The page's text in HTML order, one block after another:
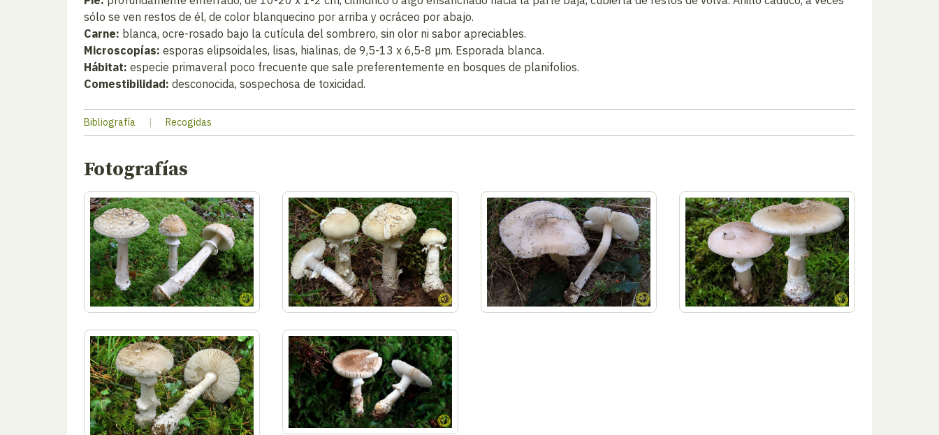
sólo se ven restos de él, de color blanquecino por arriba y ocráceo por abajo.
Carne: blanca, ocre-rosado bajo la cutícula del sombrero, sin olor ni sabor apreciables.
Microscopías: esporas elipsoidales, lisas, hialinas, de 9,5-13 x 6,5-8 µm. Esporada blanca.
Hábitat: especie primaveral poco frecuente que sale preferentemente en bosques de planifolios.
Comestibilidad: desconocida, sospechosa de toxicidad.
Bibliografía | Recogidas
Fotografías